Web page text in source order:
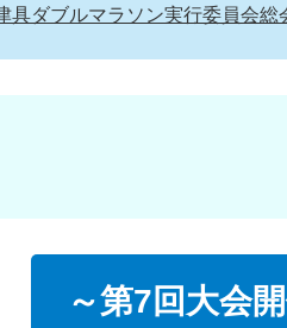
具ダブルマラソン実行委員会総
～第7回大会